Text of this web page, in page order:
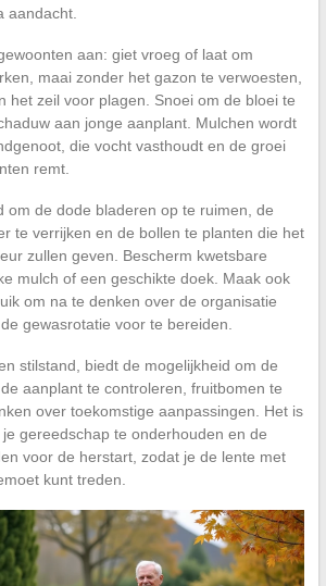
aandacht.
aan: giet vroeg of laat om
maai zonder het gazon te verwoesten,
het zeil voor plagen. Snoei om de bloei te
aan jonge aanplant. Mulchen wordt
die vocht vasthoudt en de groei
remt.
om de dode bladeren op te ruimen, de
te verrijken en de bollen te planten die het
zullen geven. Bescherm kwetsbare
mulch of een geschikte doek. Maak ook
om na te denken over de organisatie
gewasrotatie voor te bereiden.
stilstand, biedt de mogelijkheid om de
aanplant te controleren, fruitbomen te
over toekomstige aanpassingen. Het is
gereedschap te onderhouden en de
voor de herstart, zodat je de lente met
kunt treden.